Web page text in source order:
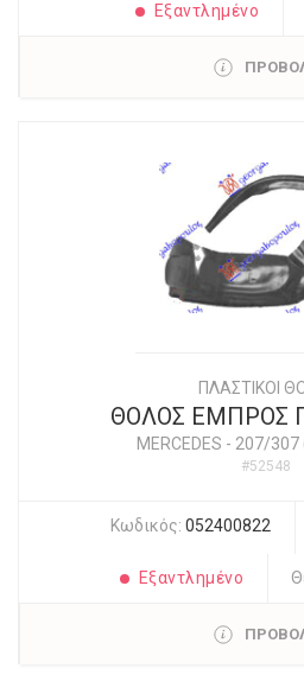
Εξαντλημένο
ΠΛΑΣΤΙΚΟΙ
ΘΟΛΟΣ ΕΜΠΡΟΣ
MERCEDES - 207/307
#52548
Κωδικός: 052400822
Εξαντλημένο